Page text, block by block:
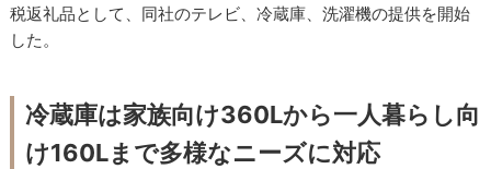
税返礼品として、同社のテレビ、冷蔵庫、洗濯機の提供を開始
した。
冷蔵庫は家族向け360Lから一人暮らし向
け160Lまで多様なニーズに対応